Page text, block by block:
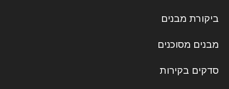
ביקורת מבנים
מבנים מסוכנים
סדקים בקירות